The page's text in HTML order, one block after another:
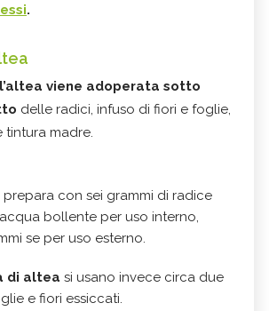
.
viene adoperata sotto
delle radici, infuso di fiori e foglie,
tintura madre.
prepara con sei grammi di radice
bollente per uso interno,
se per uso esterno.
di altea si usano invece circa due
e fiori essiccati.